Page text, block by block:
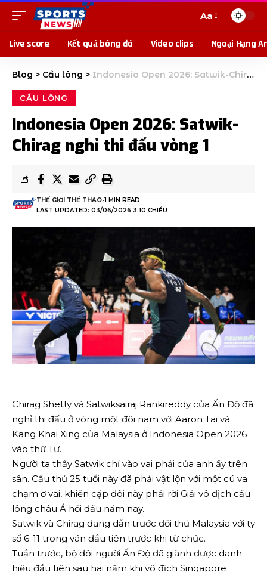
Aa
Live score Kết quả bóng đá Video clips Ngoại Hạng
Blog > Cầu lông > Indonesia Open 2026: Satwik-Chirag nghỉ thi đấu vòng 1
CẦU LÔNG
Indonesia Open 2026: Satwik-
Chirag nghỉ thi đấu vòng 1
LAST UPDATED: 03/06/2026 3:10 CHIỀU
THẾ GIỚI THỂ THAO 1 MIN READ
Chirag Shetty và Satwiksairaj Rankireddy của Ấn Độ đã
nghỉ thi đấu ở vòng một đôi nam với Aaron Tai và
Kang Khai Xing của Malaysia ở Indonesia Open 2026
vào thứ Tư.
Người ta thấy Satwik chỉ vào vai phải của anh ấy trên
sân. Cầu thủ 25 tuổi này đã phải vật lộn với một cú va
chạm ở vai, khiến cặp đôi này phải rời Giải vô địch cầu
lông châu Á hồi đầu năm nay.
Satwik và Chirag đang dẫn trước đối thủ Malaysia với tỷ
số 6-11 trong ván đầu tiên trước khi từ chức.
Tuần trước, bộ đôi người Ấn Độ đã giành được danh
hiệu đầu tiên sau hai năm khi vô địch Singapore